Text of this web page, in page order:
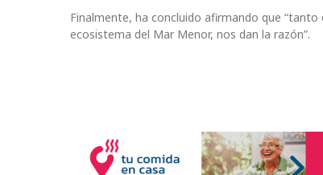
Finalmente, ha concluido afirmando que
ecosistema del Mar Menor, nos dan la razón”.